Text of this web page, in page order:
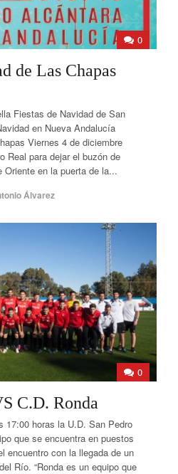
0
de Las Chapas
Fiestas de Navidad de San
en Nueva Andalucía
Viernes 4 de diciembre
Real para dejar el buzón de
en la puerta de la...
Álvarez
0
C.D. Ronda
17:00 horas la U.D. San Pedro
que se encuentra en puestos
encuentro con la llegada de un
Río. “Ronda es un equipo que